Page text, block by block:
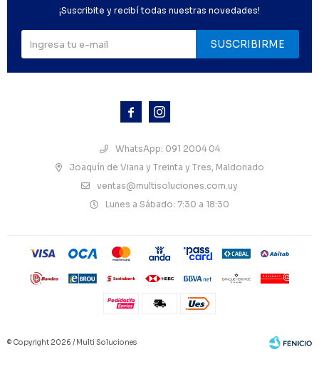
 
WhatsApp: 091 2004 04
Joaquín de Viana y Treinta y Tres, Maldonado
ventas@multisoluciones.com.uy
Lunes a Sábado: 7:30 a 18:30
¡Suscribite y recibí todas nuestras novedades!
SUSCRIBIRME
© Copyright 2026 / Multi Soluciones